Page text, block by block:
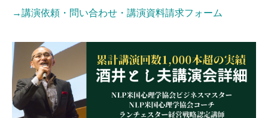
→講演依頼・問い合わせ・講演資料請求フォーム